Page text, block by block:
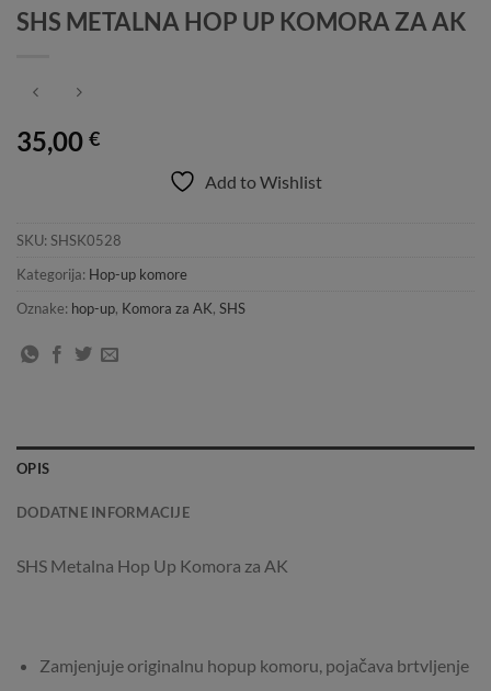
SHS METALNA HOP UP KOMORA ZA AK
35,00 €
Add to Wishlist
SKU: SHSK0528
Kategorija: Hop-up komore
Oznake: hop-up, Komora za AK, SHS
OPIS
DODATNE INFORMACIJE
SHS Metalna Hop Up Komora za AK
Zamjenjuje originalnu hopup komoru, pojačava brtvljenje